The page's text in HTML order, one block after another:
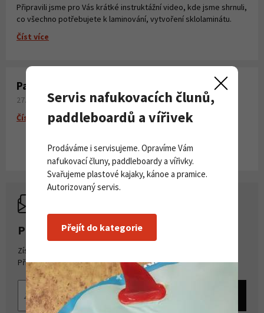
Připravili jsme pro Vás krátké instruktážní video, kde jsme shrnuli,
co všechno potřebujete k laminování, vytvoření sklolaminátu.
Číst více
Paddleboardy Viking nově v naší nabídce
27. 06. 2026
Číst více
PŘIHLASTE SE K ODBĚRU NOVINEK
Získejte přehled o novinkách a akcích na našem e-shopu.
Přihlašte se k odběru novinek.
Servis nafukovacích člunů,
paddleboardů a vířivek
Prodáváme i servisujeme. Opravíme Vám
nafukovací čluny, paddleboardy a vířivky.
Svařujeme plastové kajaky, kánoe a pramice.
Autorizovaný servis.
Přejít do kategorie